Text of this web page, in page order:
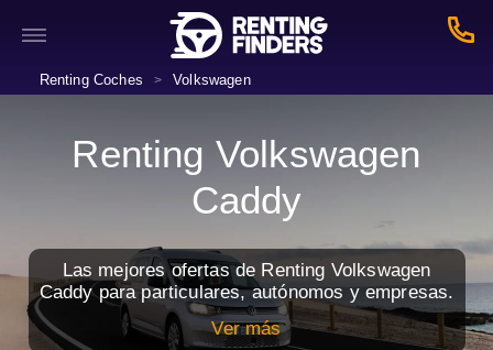
Renting Coches > Volkswagen
Renting Volkswagen
Caddy
Las mejores ofertas de Renting Volkswagen
Caddy para particulares, autónomos y empresas.
Ver más